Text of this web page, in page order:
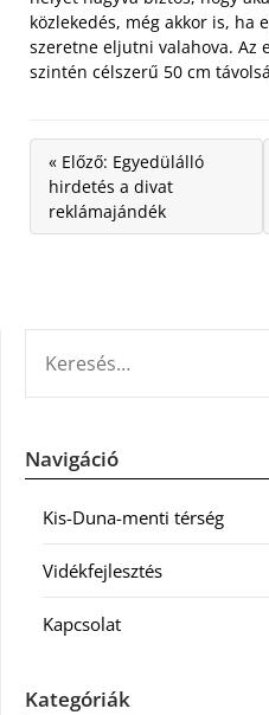
közlekedés, még akkor is, ha
szeretne eljutni valahova. Az
szintén célszerű 50 cm
« Előző: Egyedülálló
hirdetés a divat
reklámajándék
Navigáció
Kis-Duna-menti térség
Vidékfejlesztés
Kapcsolat
Kategóriák